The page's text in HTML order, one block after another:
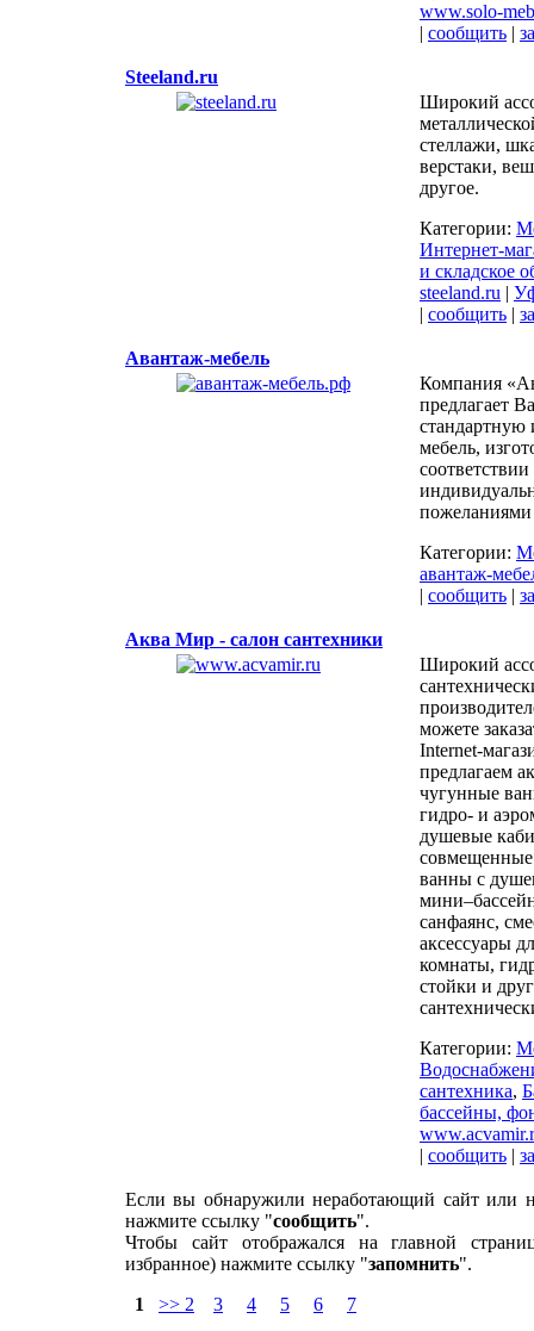
www.solo-
| сообщить |
Steeland.ru
Широкий
стеллажи,
верстаки,
другое.
Категории:
Интернет-
и складское
steeland.ru |
| сообщить |
Авантаж-мебель
Компания
предлагает
мебель,
соответствии
пожеланиями
Категории:
авантаж-
| сообщить |
Аква Мир - салон сантехники
Широкий
можете
Internet-
предлагаем
чугунные
гидро- и
душевые
ванны с
санфаянс,
аксессуары
комнаты,
стойки и
Категории:
сантехника,
бассейны,
| сообщить |
Если вы обнаружили неработающий сайт или
нажмите ссылку "сообщить".
Чтобы сайт отображался на главной
избранное) нажмите ссылку "запомнить".
1
>> 2 3 4 5 6 7